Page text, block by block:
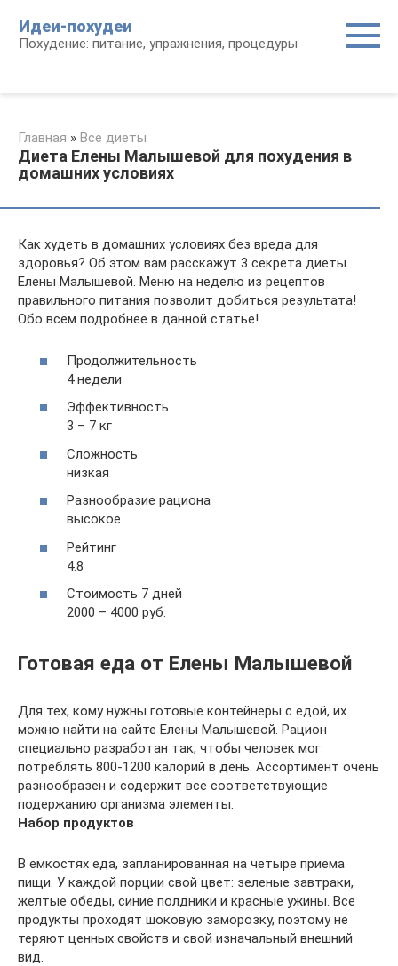
контенту
Идеи-похудеи
Похудение: питание, упражнения, процедуры
Главная » Все диеты
Диета Елены Малышевой для похудения в
домашних условиях
Как худеть в домашних условиях без вреда для
здоровья? Об этом вам расскажут 3 секрета диеты
Елены Малышевой. Меню на неделю из рецептов
правильного питания позволит добиться результата!
Обо всем подробнее в данной статье!
Продолжительность
4 недели
Эффективность
3 – 7 кг
Сложность
низкая
Разнообразие рациона
высокое
Рейтинг
4.8
Стоимость 7 дней
2000 – 4000 руб.
Готовая еда от Елены Малышевой
Для тех, кому нужны готовые контейнеры с едой, их
можно найти на сайте Елены Малышевой. Рацион
специально разработан так, чтобы человек мог
потреблять 800-1200 калорий в день. Ассортимент очень
разнообразен и содержит все соответствующие
подержанию организма элементы.
Набор продуктов
В емкостях еда, запланированная на четыре приема
пищи. У каждой порции свой цвет: зеленые завтраки,
желтые обеды, синие полдники и красные ужины. Все
продукты проходят шоковую заморозку, поэтому не
теряют ценных свойств и свой изначальный внешний
вид.